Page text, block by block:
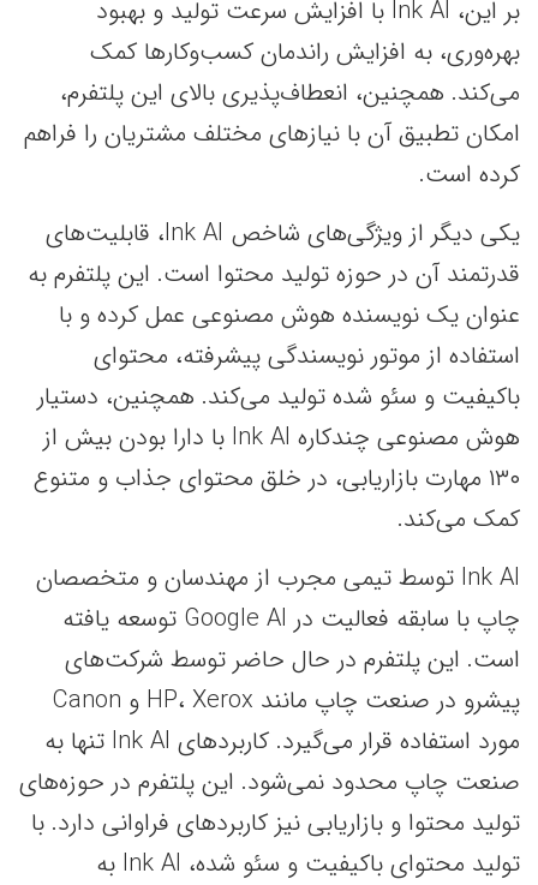
بر این، Ink AI با افزایش سرعت تولید و بهبود
بهره‌وری، به افزایش راندمان کسب‌وکارها کمک
می‌کند. همچنین، انعطاف‌پذیری بالای این پلتفرم،
امکان تطبیق آن با نیازهای مختلف مشتریان را فراهم
کرده است.
یکی دیگر از ویژگی‌های شاخص Ink AI، قابلیت‌های
قدرتمند آن در حوزه تولید محتوا است. این پلتفرم به
عنوان یک نویسنده هوش مصنوعی عمل کرده و با
استفاده از موتور نویسندگی پیشرفته، محتوای
باکیفیت و سئو شده تولید می‌کند. همچنین، دستیار
هوش مصنوعی چندکاره Ink AI با دارا بودن بیش از
۱۳۰ مهارت بازاریابی، در خلق محتوای جذاب و متنوع
کمک می‌کند.
Ink AI توسط تیمی مجرب از مهندسان و متخصصان
چاپ با سابقه فعالیت در Google AI توسعه یافته
است. این پلتفرم در حال حاضر توسط شرکت‌های
پیشرو در صنعت چاپ مانند HP، Xerox و Canon
مورد استفاده قرار می‌گیرد. کاربردهای Ink AI تنها به
صنعت چاپ محدود نمی‌شود. این پلتفرم در حوزه‌های
تولید محتوا و بازاریابی نیز کاربردهای فراوانی دارد. با
تولید محتوای باکیفیت و سئو شده، Ink AI به